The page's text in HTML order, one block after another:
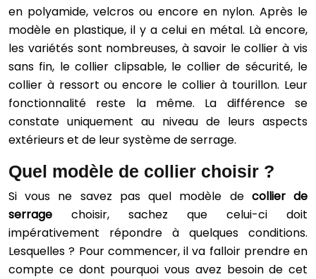
en polyamide, velcros ou encore en nylon. Après le
modèle en plastique, il y a celui en métal. Là encore,
les variétés sont nombreuses, à savoir le collier à vis
sans fin, le collier clipsable, le collier de sécurité, le
collier à ressort ou encore le collier à tourillon. Leur
fonctionnalité reste la même. La différence se
constate uniquement au niveau de leurs aspects
extérieurs et de leur système de serrage.
Quel modèle de collier choisir ?
Si vous ne savez pas quel modèle de collier de
serrage choisir, sachez que celui-ci doit
impérativement répondre à quelques conditions.
Lesquelles ? Pour commencer, il va falloir prendre en
compte ce dont pourquoi vous avez besoin de cet